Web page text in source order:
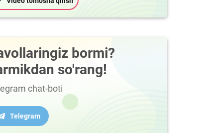
bormi?
so'rang!
chat-boti
Telegram